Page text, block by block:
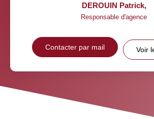
DEROUIN Patrick,
Responsable d'agence
Contacter par mail Voir